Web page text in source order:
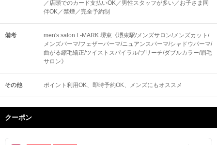
／店頭でのカード支払いOK／男性スタッフが多い／お子さま同
伴OK／禁煙／完全予約制
備考
men's salon L-MARK 堺東《堺東駅/メンズサロン/メンズカット/
メンズパーマ/フェザーパーマ/ニュアンスパーマ/シャドウパーマ/
曲がる縮毛矯正/ツイストスパイラル/ブリーチ/ダブルカラー/眉毛
サロン》
その他 ポイント利用OK 即時予約OK メンズにもオススメ
クーポン